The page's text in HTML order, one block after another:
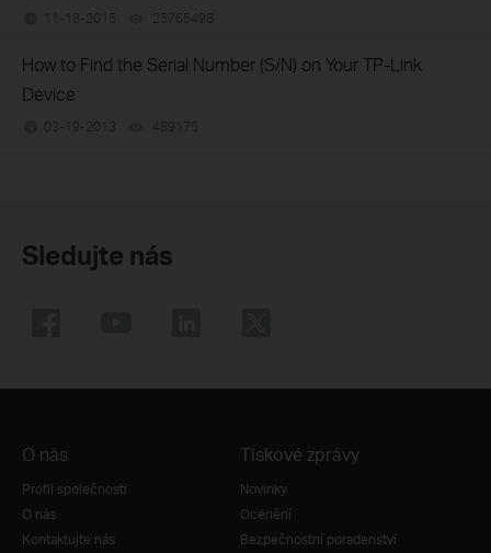
11-18-2015 25765498
How to Find the Serial Number (S/N) on Your TP-Link
Device
03-19-2013 489175
Sledujte nás
O nás
Profil společnosti
O nás
Kontaktujte nás
Tiskové zprávy
Novinky
Ocenění
Bezpečnostní poradenství